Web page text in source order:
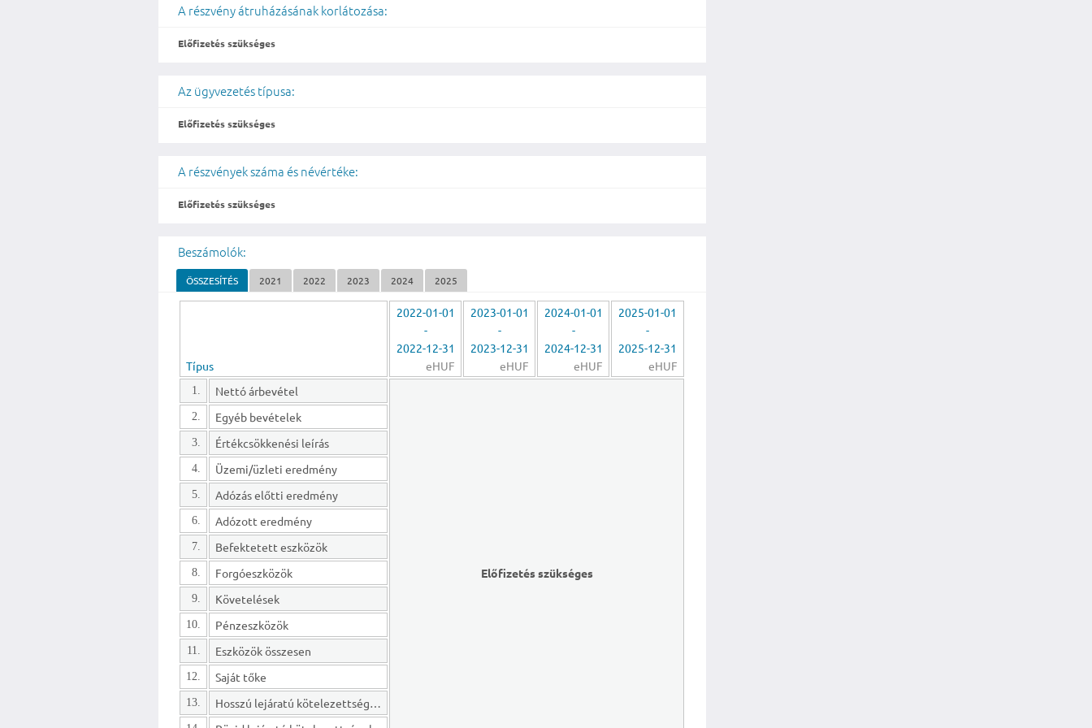
A részvény átruházásának korlátozása:
Előfizetés szükséges
Az ügyvezetés típusa:
Előfizetés szükséges
A részvények száma és névértéke:
Előfizetés szükséges
Beszámolók:
ÖSSZESÍTÉS 2021 2022 2023 2024 2025
Típus
2022-01-01
-
2022-12-31
eHUF
2023-01-01
-
2023-12-31
eHUF
2024-01-01
-
2024-12-31
eHUF
2025-01-01
-
2025-12-31
eHUF
1. Nettó árbevétel
Előfizetés szükséges
2. Egyéb bevételek
3. Értékcsökkenési leírás
4. Üzemi/üzleti eredmény
5. Adózás előtti eredmény
6. Adózott eredmény
7. Befektetett eszközök
8. Forgóeszközök
9. Követelések
10. Pénzeszközök
11. Eszközök összesen
12. Saját tőke
13. Hosszú lejáratú kötelezettségek